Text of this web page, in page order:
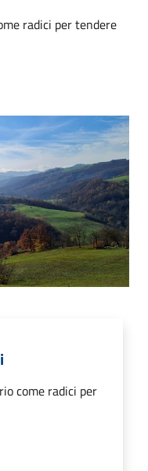
radici per tendere
come radici per